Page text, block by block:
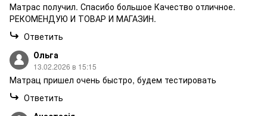
Матрас получил. Спасибо большое Качество отличное.
РЕКОМЕНДУЮ И ТОВАР И МАГАЗИН.
Ответить
Ольга
13.02.2026 в 15:15
Матрац пришел очень быстро, будем тестировать
Ответить